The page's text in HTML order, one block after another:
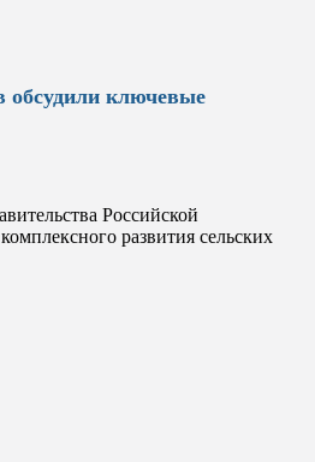
обсудили ключевые
Российской
развития сельских